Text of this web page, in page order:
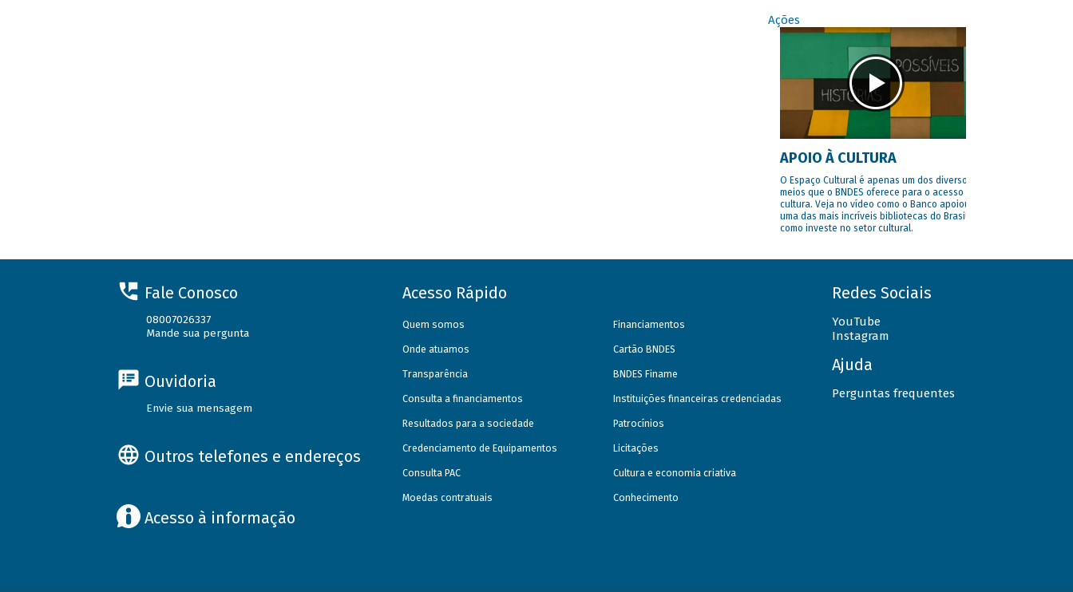
Ações
APOIO À CULTURA
O Espaço Cultural é apenas um dos diversos
meios que o BNDES oferece para o acesso à
cultura. Veja no vídeo como o Banco apoiou
uma das mais incríveis bibliotecas do Brasil e
como investe no setor cultural.
Fale Conosco
08007026337
Mande sua pergunta
Ouvidoria
Envie sua mensagem
Outros telefones e endereços
Acesso à informação
Acesso Rápido
Quem somos
Onde atuamos
Transparência
Consulta a financiamentos
Resultados para a sociedade
Credenciamento de Equipamentos
Consulta PAC
Moedas contratuais
Financiamentos
Cartão BNDES
BNDES Finame
Instituições financeiras credenciadas
Patrocínios
Licitações
Cultura e economia criativa
Conhecimento
Redes Sociais
YouTube
Instagram
Ajuda
Perguntas frequentes